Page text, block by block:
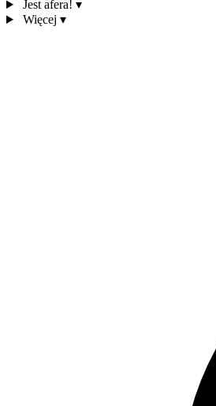
Jest afera! ▾
Więcej ▾